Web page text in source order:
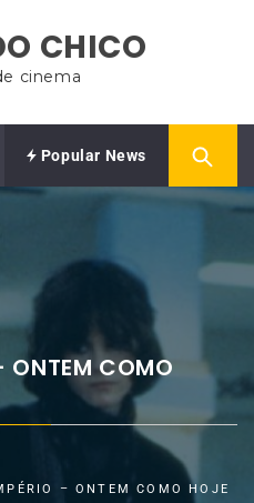
CHICO
cinema
Popular News
ONTEM COMO
– ONTEM COMO HOJE